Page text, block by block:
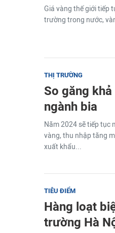
Giá vàng thế giới tiếp
trường trong nước,
THỊ TRƯỜNG
So găng
ngành bia
Năm 2024 sẽ tiếp tục
vàng, thu nhập tăng
xuất khẩu...
TIÊU ĐIỂM
Hàng loạt
trường Hà